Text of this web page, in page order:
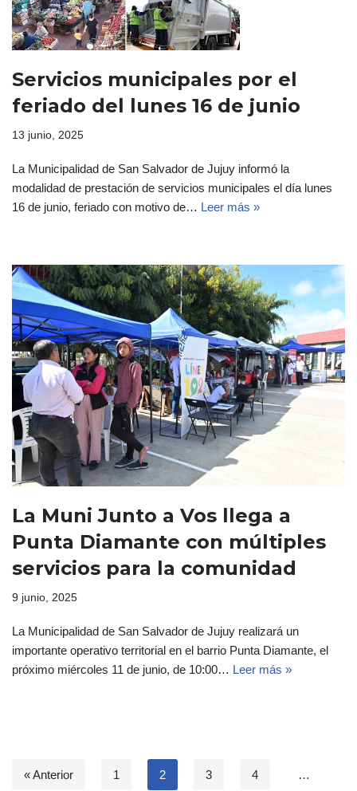
Servicios municipales por el
feriado del lunes 16 de junio
13 junio, 2025
La Municipalidad de San Salvador de Jujuy informó la
modalidad de prestación de servicios municipales el día lunes
16 de junio, feriado con motivo de… Leer más »
La Muni Junto a Vos llega a
Punta Diamante con múltiples
servicios para la comunidad
9 junio, 2025
La Municipalidad de San Salvador de Jujuy realizará un
importante operativo territorial en el barrio Punta Diamante, el
próximo miércoles 11 de junio, de 10:00… Leer más »
« Anterior 1 2 3 4 …